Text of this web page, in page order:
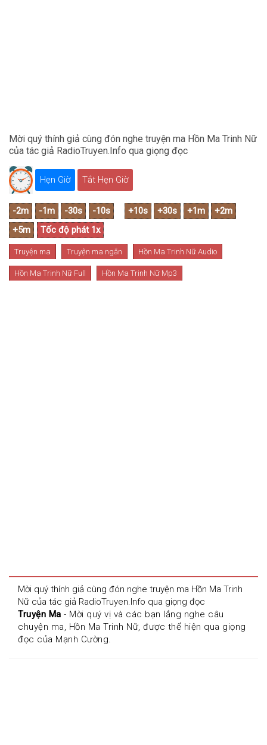
Mời quý thính giả cùng đón nghe truyện ma Hồn Ma Trinh Nữ
của tác giả RadioTruyen.Info qua giọng đọc
Hẹn Giờ Tắt Hẹn Giờ
Truyện ma Truyện ma ngắn Hồn Ma Trinh Nữ Audio
Hồn Ma Trinh Nữ Full Hồn Ma Trinh Nữ Mp3
Mời quý thính giả cùng đón nghe truyện ma Hồn Ma Trinh
Nữ của tác giả RadioTruyen.Info qua giọng đọc
Truyện Ma - Mời quý vị và các bạn lắng nghe câu
chuyện ma, Hồn Ma Trinh Nữ, được thể hiện qua giọng
đọc của Mạnh Cường.